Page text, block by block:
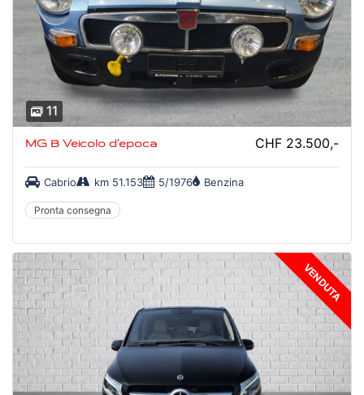
11
MG B Veicolo d’epoca CHF 23.500,-
Cabrio km 51.153 5/1976 Benzina
Pronta consegna
VENDUTA